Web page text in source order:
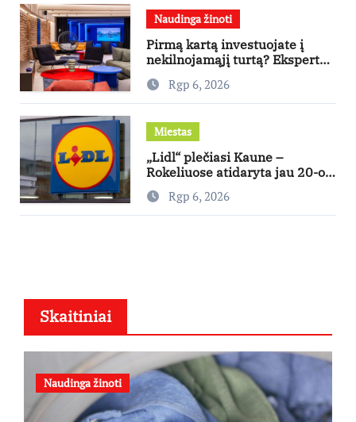
Naudinga žinoti
Pirmą kartą investuojate į
nekilnojamąjį turtą? Ekspertas
pataria, kaip pasirinkti būstą,
kuris generuos grąžą
Rgp 6, 2026
Miestas
„Lidl“ plečiasi Kaune –
Rokeliuose atidaryta jau 20-oji
parduotuvė mieste
Rgp 6, 2026
Skaitiniai
Naudinga žinoti